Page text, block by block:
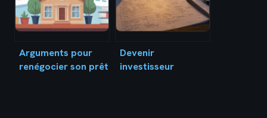
Arguments pour
renégocier son prêt
Devenir
investisseur